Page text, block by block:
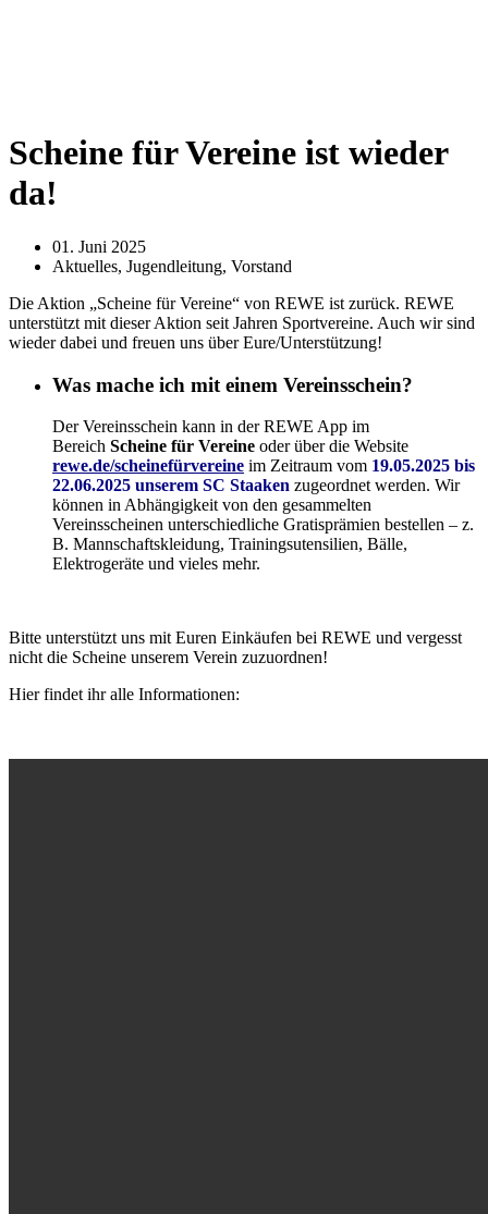
Scheine für Vereine ist wieder
da!
01. Juni 2025
Aktuelles, Jugendleitung, Vorstand
Die Aktion „Scheine für Vereine“ von REWE ist zurück. REWE
unterstützt mit dieser Aktion seit Jahren Sportvereine. Auch wir sind
wieder dabei und freuen uns über Eure/Unterstützung!
Was mache ich mit einem Vereinsschein?
Der Vereinsschein kann in der REWE App im
Bereich Scheine für Vereine oder über die Website
rewe.de/scheinefürvereine im Zeitraum vom 19.05.2025 bis
22.06.2025 unserem SC Staaken zugeordnet werden. Wir
können in Abhängigkeit von den gesammelten
Vereinsscheinen unterschiedliche Gratisprämien bestellen – z.
B. Mannschaftskleidung, Trainingsutensilien, Bälle,
Elektrogeräte und vieles mehr.
Bitte unterstützt uns mit Euren Einkäufen bei REWE und vergesst
nicht die Scheine unserem Verein zuzuordnen!
Hier findet ihr alle Informationen: